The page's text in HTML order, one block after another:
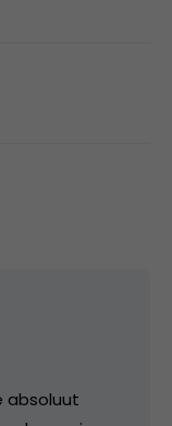
absoluut